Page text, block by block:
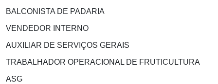
BALCONISTA DE PADARIA
VENDEDOR INTERNO
AUXILIAR DE SERVIÇOS GERAIS
TRABALHADOR OPERACIONAL DE FRUTICULTURA
ASG